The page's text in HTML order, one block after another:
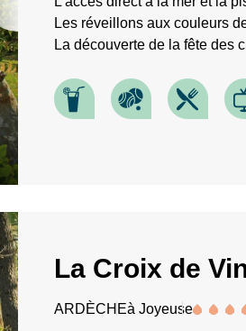
Les réveillons aux couleurs
La découverte de la fête des
La Croix de
ARDÈCHEà Joyeuse